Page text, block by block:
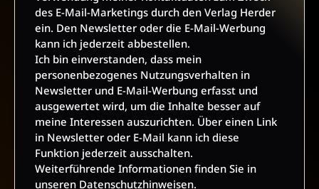
VERTRAG WIDERRUFEN
ABO ONLINE KÜNDIGEN
des E-Mail-Marketings durch den Verlag Herder
ein. Den Newsletter oder die E-Mail-Werbung
kann ich jederzeit abbestellen.
Ich bin einverstanden, dass mein
personenbezogenes Nutzungsverhalten in
Newsletter und E-Mail-Werbung erfasst und
ausgewertet wird, um die Inhalte besser auf
meine Interessen auszurichten. Über einen Link
in Newsletter oder E-Mail kann ich diese
Funktion jederzeit ausschalten.
Weiterführende Informationen finden Sie in
unseren Datenschutzhinweisen.